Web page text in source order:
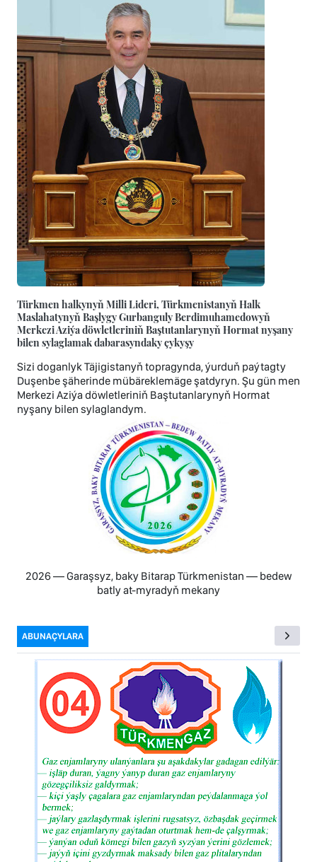
Türkmen halkynyň Milli Lideri, Türkmenistanyň Halk
Maslahatynyň Başlygy Gurbanguly Berdimuhamedowyň
Merkezi Aziýa döwletleriniň Baştutanlarynyň Hormat nyşany
bilen sylaglamak dabarasyndaky çykyşy
Sizi doganlyk Täjigistanyň topragynda, ýurduň paýtagty
Duşenbe şäherinde mübäreklemäge şatdyryn. Şu gün men
Merkezi Aziýa döwletleriniň Baştutanlarynyň Hormat
nyşany bilen sylaglandym.
2026 — Garaşsyz, baky Bitarap Türkmenistan — bedew
batly at-myradyň mekany
ABUNAÇYLARA